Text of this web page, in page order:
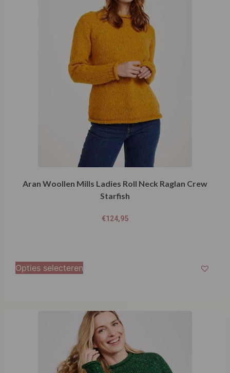
Aran Woollen Mills Ladies Roll Neck Raglan Crew
Starfish
€124,95
Opties selecteren